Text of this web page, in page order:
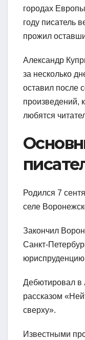
городах
году писатель
прожил
Александр
за несколько
оставил после
произведений,
любятся
Родился 7
селе
Закончил
Санкт-
Дебютировал в
рассказом
сверху».
Известными